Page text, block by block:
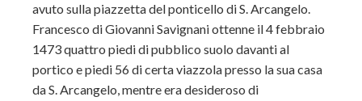
avuto sulla piazzetta del ponticello di S. Arcangelo.
Francesco di Giovanni Savignani ottenne il 4 febbraio
1473 quattro piedi di pubblico suolo davanti al
portico e piedi 56 di certa viazzola presso la sua casa
da S. Arcangelo, mentre era desideroso di